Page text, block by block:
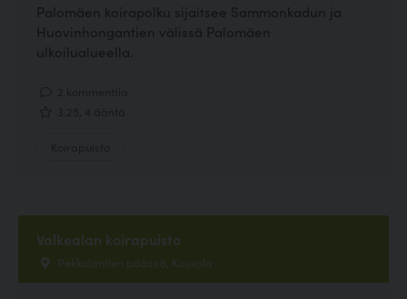
Palomäen koirapolku sijaitsee Sammonkadun ja
Huovinhongantien välissä Palomäen
ulkoilualueella.
Valkealan koirapuisto
Pekkolantien päässä, Kouvola